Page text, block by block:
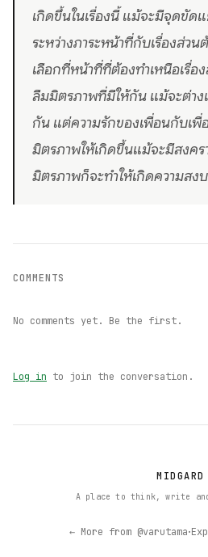
เกิดขึ้นในเรื่องนี้ แม้จะมีจุดขัด
ระหว่างภาระหน้าที่กับเรื่องส่วน
เลือกที่หน้าที่ที่ต้องทำเหนือเรื่อ
ลืมมิตรภาพที่มีให้กัน แม้จะต่าง
กัน แต่ความรักของเพื่อนกับเพื่
มิตรภาพให้เกิดขึ้นแม้จะมีสงคร
มิตรภาพก็จะทำให้เกิดความสง
COMMENTS
No comments yet. Be the first.
Log in to join the conversation.
MIDGARD
A place to think, write
← More from @varutama·